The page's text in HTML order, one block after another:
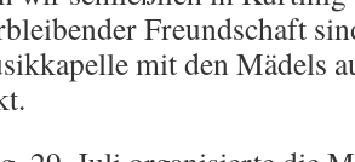
Freundschaft
mit den Mädels